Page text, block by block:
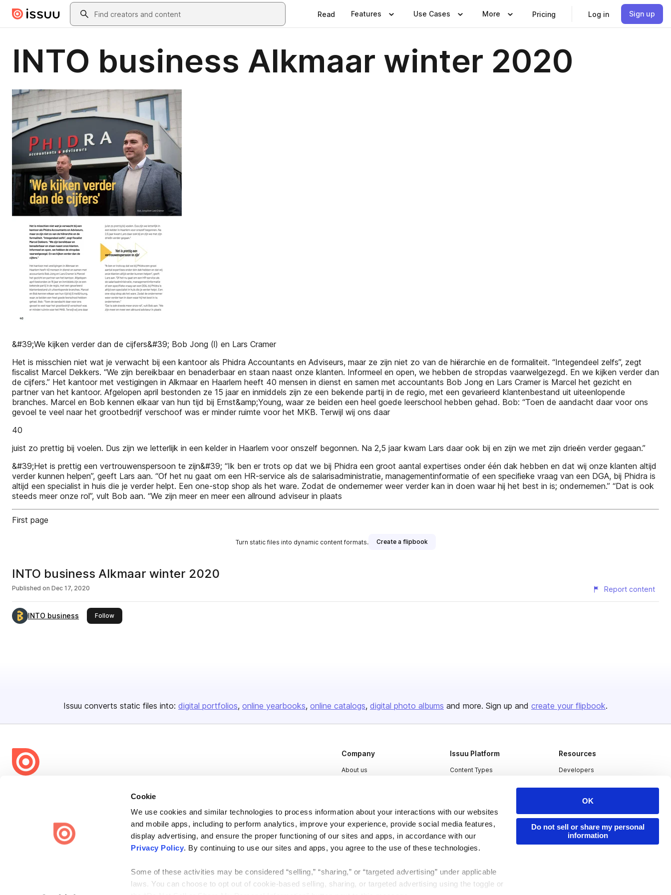
Cookie
We use cookies and similar technologies to process information about your interactions with our websites
and mobile apps, including to perform analytics, improve your experience, provide social media features,
display advertising, and ensure the proper functioning of our sites and apps, in accordance with our
Privacy Policy. By continuing to use our sites and apps, you agree to the use of these technologies.
Some of these activities may be considered “selling,” “sharing,” or “targeted advertising” under applicable
laws. You can choose to opt out of cookie-based selling, sharing, or targeted advertising using the toggle or
OK
Do not sell or share my personal
information
Skip to main contentSearch
Read Features Use Cases More Pricing Log in Sign up
INTO business Alkmaar winter 2020
&#39;We kijken verder dan de cijfers&#39; Bob Jong (l) en Lars Cramer
Het is misschien niet wat je verwacht bij een kantoor als Phidra Accountants en Adviseurs, maar ze zijn niet zo van de hiërarchie en de formaliteit. “Integendeel zelfs”, zegt
ﬁscalist Marcel Dekkers. “We zijn bereikbaar en benaderbaar en staan naast onze klanten. Informeel en open, we hebben de stropdas vaarwelgezegd. En we kijken verder dan
de cijfers.” Het kantoor met vestigingen in Alkmaar en Haarlem heeft 40 mensen in dienst en samen met accountants Bob Jong en Lars Cramer is Marcel het gezicht en
partner van het kantoor. Afgelopen april bestonden ze 15 jaar en inmiddels zijn ze een bekende partij in de regio, met een gevarieerd klantenbestand uit uiteenlopende
branches. Marcel en Bob kennen elkaar van hun tijd bij Ernst&amp;Young, waar ze beiden een heel goede leerschool hebben gehad. Bob: “Toen de aandacht daar voor ons
gevoel te veel naar het grootbedrijf verschoof was er minder ruimte voor het MKB. Terwijl wij ons daar
40
juist zo prettig bij voelen. Dus zijn we letterlijk in een kelder in Haarlem voor onszelf begonnen. Na 2,5 jaar kwam Lars daar ook bij en zijn we met zijn drieën verder gegaan.”
&#39;Het is prettig een vertrouwenspersoon te zijn&#39; “Ik ben er trots op dat we bij Phidra een groot aantal expertises onder één dak hebben en dat wij onze klanten altijd
verder kunnen helpen”, geeft Lars aan. “Of het nu gaat om een HR-service als de salarisadministratie, managementinformatie of een speciﬁeke vraag van een DGA, bij Phidra is
altijd een specialist in huis die je verder helpt. Een one-stop shop als het ware. Zodat de ondernemer weer verder kan in doen waar hij het best in is; ondernemen.” “Dat is ook
steeds meer onze rol”, vult Bob aan. “We zijn meer en meer een allround adviseur in plaats
First page
Turn static files into dynamic content formats. Create a flipbook
INTO business Alkmaar winter 2020
Published on Dec 17, 2020 Report content
INTO business Followthis publisher
Issuu converts static files into: digital portfolios online yearbooks online catalogs digital photo albums and more. Sign up and create your flipbook.
Issuu turns PDFs and other files into interactive flipbooks and
engaging content for every channel.
Company
About us
Contact
Issuu Platform
Content Types
Industries
Resources
Developers
Publisher Directory
Redeem Code